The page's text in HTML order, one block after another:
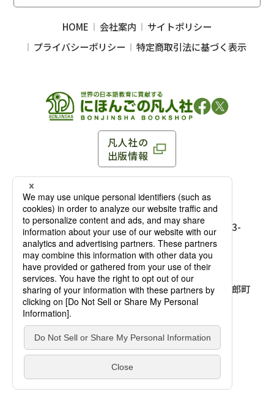
凡人社の本を見る
凡人社が出版した本を見る
凡人社の
出版情報
〒102-0093 東京都千代田区平河町 1-3-13 8F
TEL：03-3263-3959／FAX：03-3263-3116
麹町店
〒102-0093 東京都千代田区平河町1-3-
13 8F［アクセス］
TEL：03-3239-8673／FAX：03-3263-
3116
大阪店
〒541-0056 大阪府大阪市中央区久太郎町
4-2-10
大西ビルディング 1階［
TEL：06-4256-2684／FAX：03-6733-
7887
HOME 会社案内
サイトポリシー
プライバシーポリシー
特定商取引法に基づく表示
© Bonjinsha Co., LTD. All Rights Reserved.